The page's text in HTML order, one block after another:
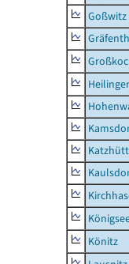
Goßwitz
Könitz